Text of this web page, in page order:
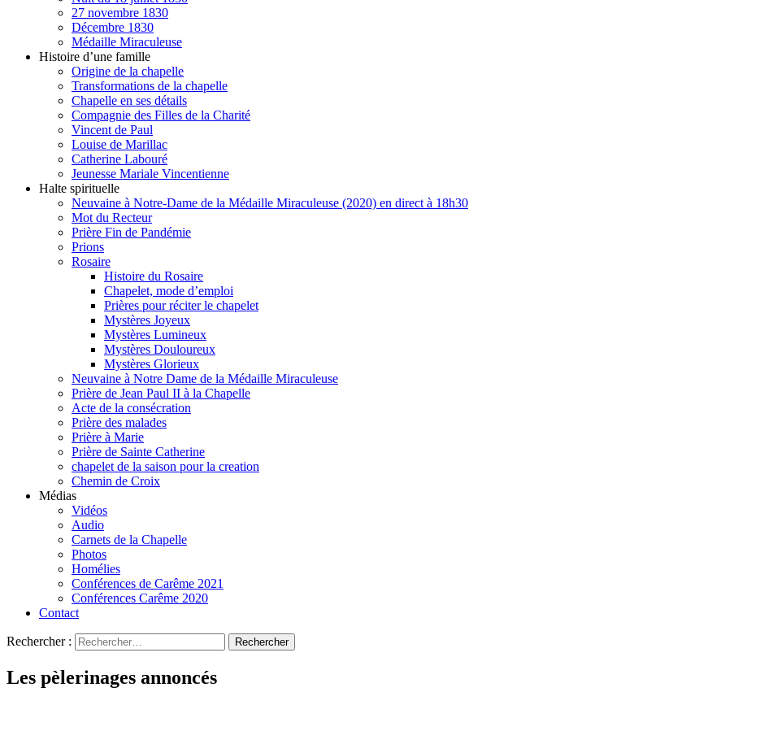
27 novembre 1830
Décembre 1830
Médaille Miraculeuse
Histoire d’une famille
Origine de la chapelle
Transformations de la chapelle
Chapelle en ses détails
Compagnie des Filles de la Charité
Vincent de Paul
Louise de Marillac
Catherine Labouré
Jeunesse Mariale Vincentienne
Halte spirituelle
Neuvaine à Notre-Dame de la Médaille Miraculeuse (2020) en direct à 18h30
Mot du Recteur
Prière Fin de Pandémie
Prions
Rosaire
Histoire du Rosaire
Chapelet, mode d’emploi
Prières pour réciter le chapelet
Mystères Joyeux
Mystères Lumineux
Mystères Douloureux
Mystères Glorieux
Neuvaine à Notre Dame de la Médaille Miraculeuse
Prière de Jean Paul II à la Chapelle
Acte de la consécration
Prière des malades
Prière à Marie
Prière de Sainte Catherine
chapelet de la saison pour la creation
Chemin de Croix
Médias
Vidéos
Audio
Carnets de la Chapelle
Photos
Homélies
Conférences de Carême 2021
Conférences Carême 2020
Contact
Rechercher :
Les pèlerinages annoncés